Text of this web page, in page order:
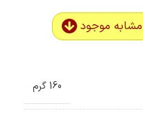
موجود
160 گرم